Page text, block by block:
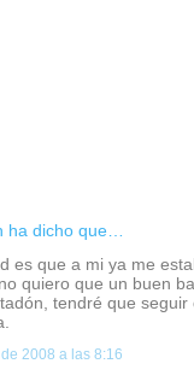
ha dicho que…
es que a mi ya me
quiero que un buen
tendré que seguir
2008 a las 8:16